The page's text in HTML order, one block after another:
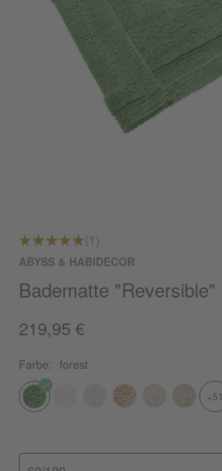
(1)
ABYSS & HABIDECOR
Badematte "Reversible"
219,95 €
Farbe: forest
+51